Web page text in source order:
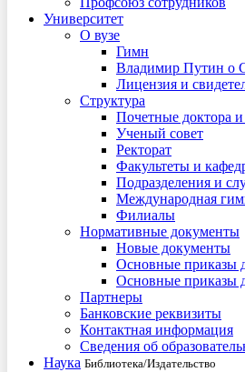
Университет
О вузе
Гимн
Владимир Путин о
Лицензия и
Структура
Почетные доктора и
Ученый совет
Ректорат
Факультеты и
Подразделения и
Международная
Филиалы
Нормативные документы
Новые документы
Основные приказы
Основные приказы
Партнеры
Банковские реквизиты
Контактная информация
Сведения об
Наука Библиотека/Издательство